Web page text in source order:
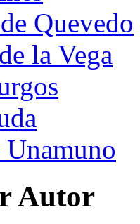
Quevedo
la Vega
Autor